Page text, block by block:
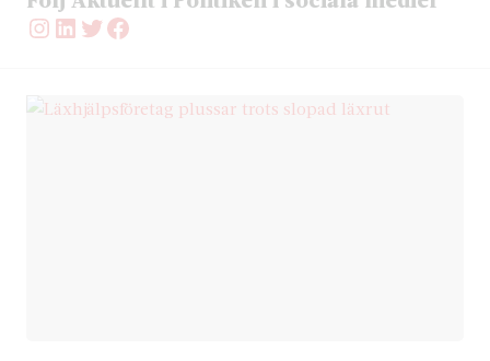
Instagram
LinkedIn
Twitter
Facebook